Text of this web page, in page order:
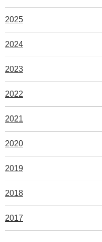
2025
2024
2023
2022
2021
2020
2019
2018
2017